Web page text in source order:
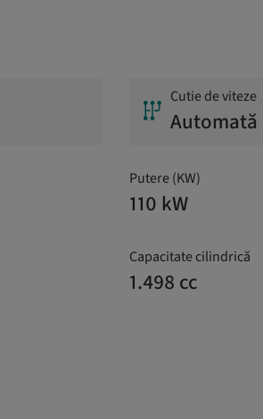
Cutie de viteze
Automată
Putere (KW)
110 kW
Capacitate cilindrică
1.498 cc